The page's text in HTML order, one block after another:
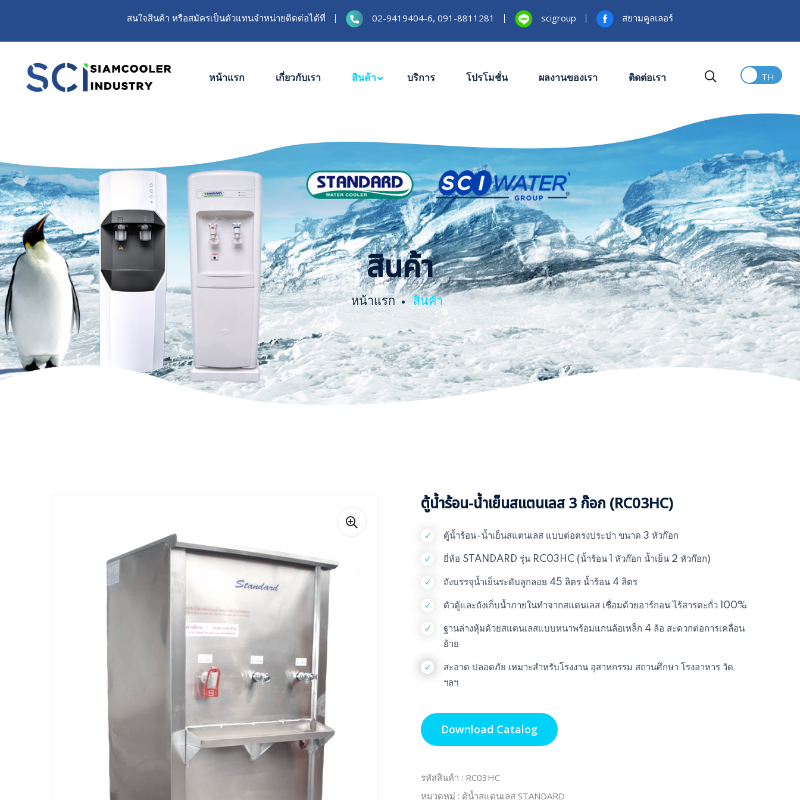
สนใจสินค้า หรือสมัครเป็นตัวแทนจำหน่ายติดต่อได้ที่ 02-9419404-6, 091-8811281 scigroup สยามคูลเลอร์
หน้าแรก เกี่ยวกับเรา สินค้า บริการ โปรโมชั่น ผลงานของเรา ติดต่อเรา
สินค้า
หน้าแรก สินค้า
ตู้น้ำร้อน-น้ำเย็นสแตนเลส 3 ก๊อก (RC03HC)
ตู้น้ำร้อน-น้ำเย็นสแตนเลส แบบต่อตรงประปา ขนาด 3 หัวก๊อก
ยี่ห้อ STANDARD รุ่น RC03HC (น้ำร้อน 1 หัวก๊อก น้ำเย็น 2 หัวก๊อก)
ถังบรรจุน้ำเย็นระดับลูกลอย 45 ลิตร น้ำร้อน 4 ลิตร
ตัวตู้และถังเก็บน้ำภายในทำจากสแตนเลส เชื่อมด้วยอาร์กอน ไร้สารตะกั่ว 100%
ฐานล่างหุ้มด้วยสแตนเลสแบบหนาพร้อมแกนล้อเหล็ก 4 ล้อ สะดวกต่อการเคลื่อน
ย้าย
สะอาด ปลอดภัย เหมาะสำหรับโรงงาน อุสาหกรรม สถานศึกษา โรงอาหาร วัด
ฯลฯ
Download Catalog
รหัสสินค้า : RC03HC
หมวดหมู่ : ตู้น้ำสแตนเลส STANDARD